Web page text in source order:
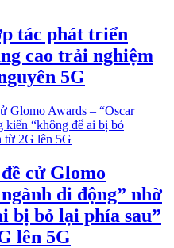
tác phát triển
cao trải nghiệm
5G
cử Glomo
di động” nhờ
bị bỏ lại phía sau”
lên 5G